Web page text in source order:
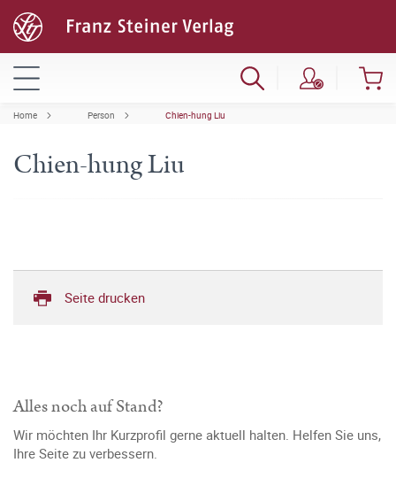
Home Person Chien-hung Liu
Chien-hung Liu
Seite drucken
Alles noch auf Stand?
Wir möchten Ihr Kurzprofil gerne aktuell halten. Helfen Sie uns,
Ihre Seite zu verbessern.